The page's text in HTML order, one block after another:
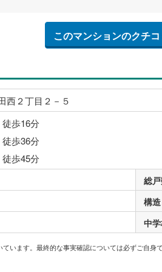
このマンションのクチ
西２丁目２－５
歩16分
歩36分
歩45分
総
構
中
います。最終的な事実確認については必ずご自身